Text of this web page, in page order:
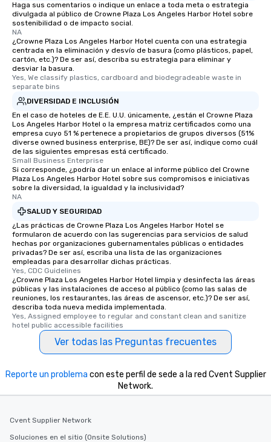
Haga sus comentarios o indique un enlace a toda meta o estrategia
divulgada al público de Crowne Plaza Los Angeles Harbor Hotel sobre
sostenibilidad o de impacto social.
NA
¿Crowne Plaza Los Angeles Harbor Hotel cuenta con una estrategia
centrada en la eliminación y desvío de basura (como plásticos, papel,
cartón, etc.)? De ser así, describa su estrategia para eliminar y
desviar la basura.
Yes, We classify plastics, cardboard and biodegradeable waste in
separate bins
DIVERSIDAD E INCLUSIÓN
En el caso de hoteles de E.E. U.U. únicamente, ¿están el Crowne Plaza
Los Angeles Harbor Hotel o la empresa matriz certificados como una
empresa cuyo 51 % pertenece a propietarios de grupos diversos (51%
diverse owned business enterprise, BE)? De ser así, indique como cuál
de las siguientes empresas está certificado.
Small Business Enterprise
Si corresponde, ¿podría dar un enlace al informe público del Crowne
Plaza Los Angeles Harbor Hotel sobre sus compromisos e iniciativas
sobre la diversidad, la igualdad y la inclusividad?
NA
SALUD Y SEGURIDAD
¿Las prácticas de Crowne Plaza Los Angeles Harbor Hotel se
formularon de acuerdo con las sugerencias para servicios de salud
hechas por organizaciones gubernamentales públicas o entidades
privadas? De ser así, escriba una lista de las organizaciones
empleadas para desarrollar dichas prácticas.
Yes, CDC Guidelines
¿Crowne Plaza Los Angeles Harbor Hotel limpia y desinfecta las áreas
públicas y las instalaciones de acceso al público (como las salas de
reuniones, los restaurantes, las áreas de ascensor, etc.)? De ser así,
describa toda nueva medida implementada.
Yes, Assigned employee to regular and constant clean and sanitize
hotel public accessible facilities
Ver todas las Preguntas frecuentes
Reporte un problema con este perfil de sede a la red Cvent Supplier
Network.
Cvent Supplier Network
Soluciones en el sitio (Onsite Solutions)